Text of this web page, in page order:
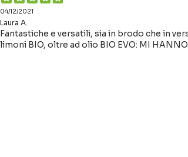
04/12/2021
Laura A.
Fantastiche e versatili, sia in brodo che in
limoni BIO, oltre ad olio BIO EVO: MI